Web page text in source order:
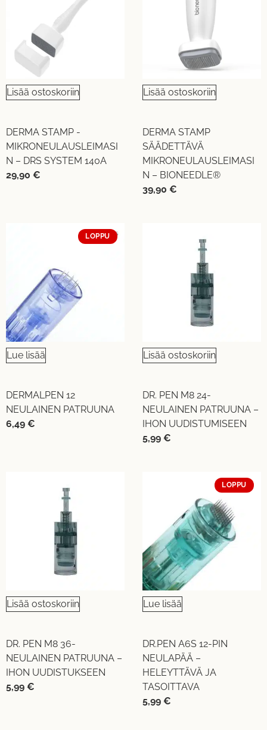
Lisää ostoskoriin
DERMA STAMP -
MIKRONEULAUSLEIMASI
N – DRS SYSTEM 140A
29,90 €
Lisää ostoskoriin
DERMA STAMP
SÄÄDETTÄVÄ
MIKRONEULAUSLEIMASI
N – BIONEEDLE®
39,90 €
LOPPU
Lue lisää
DERMALPEN 12
NEULAINEN PATRUUNA
6,49 €
Lisää ostoskoriin
DR. PEN M8 24-
NEULAINEN PATRUUNA –
IHON UUDISTUMISEEN
5,99 €
Lisää ostoskoriin
DR. PEN M8 36-
NEULAINEN PATRUUNA –
IHON UUDISTUKSEEN
5,99 €
LOPPU
Lue lisää
DR.PEN A6S 12-PIN
NEULAPÄÄ –
HELEYTTÄVÄ JA
TASOITTAVA
5,99 €